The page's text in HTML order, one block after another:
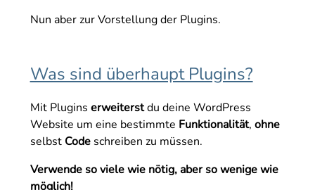
Nun aber zur Vorstellung der Plugins.
Was sind überhaupt Plugins?
Mit Plugins erweiterstdu deine WordPress
Website um eine bestimmte Funktionalität, ohne
selbst Codeschreiben zu müssen.
Verwende so viele wie nötig, aber so wenige wie
möglich!